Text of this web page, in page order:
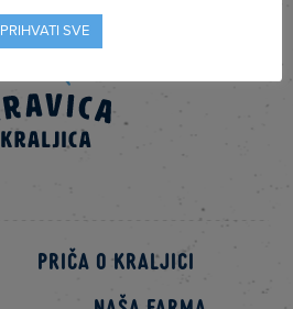
Priča o kraljici
PRIHVATI SVE